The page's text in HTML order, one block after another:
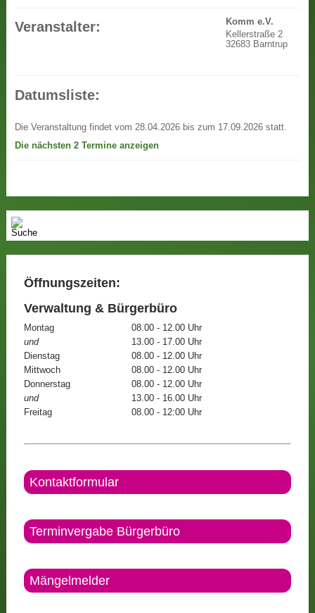
Veranstalter:
Komm e.V.
Kellerstraße 2
32683 Barntrup
Datumsliste:
Die Veranstaltung findet vom 28.04.2026 bis zum 17.09.2026 statt.
Die nächsten 2 Termine anzeigen
Öffnungszeiten:
Verwaltung & Bürgerbüro
Montag
08.00 - 12.00 Uhr
und
13.00 - 17.00 Uhr
Dienstag
08.00 - 12.00 Uhr
Mittwoch
08.00 - 12.00 Uhr
Donnerstag
08.00 - 12.00 Uhr
und
13.00 - 16.00 Uhr
Freitag
08.00 - 12:00 Uhr
Kontaktformular
Terminvergabe Bürgerbüro
Mängelmelder